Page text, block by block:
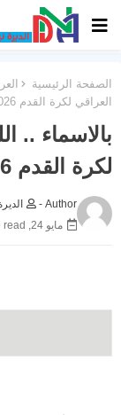
الصفحة الرئيسية
العراقي لكرة القدم 2026 - 2030 .
بالاسماء ..
لكرة القدم 2026 - 2030 .
Author -
مايو 24, 2026
read